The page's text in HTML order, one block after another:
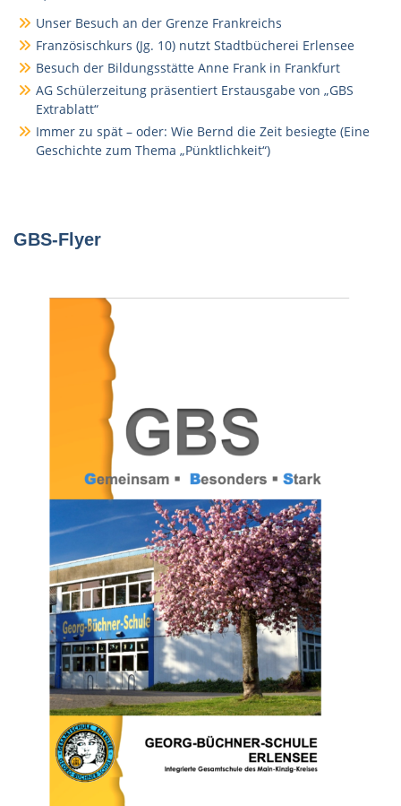
Unser Besuch an der Grenze Frankreichs
Französischkurs (Jg. 10) nutzt Stadtbücherei Erlensee
Besuch der Bildungsstätte Anne Frank in Frankfurt
AG Schülerzeitung präsentiert Erstausgabe von „GBS
Extrablatt“
Immer zu spät – oder: Wie Bernd die Zeit besiegte (Eine
Geschichte zum Thema „Pünktlichkeit“)
GBS-Flyer